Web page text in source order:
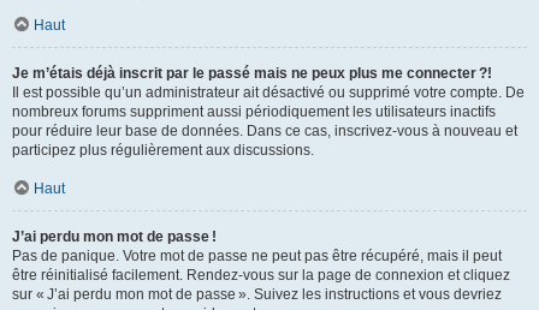
Haut
Je m’étais déjà inscrit par le passé mais ne peux plus me connecter ?!
Il est possible qu’un administrateur ait désactivé ou supprimé votre compte. De
nombreux forums suppriment aussi périodiquement les utilisateurs inactifs
pour réduire leur base de données. Dans ce cas, inscrivez-vous à nouveau et
participez plus régulièrement aux discussions.
Haut
J’ai perdu mon mot de passe !
Pas de panique. Votre mot de passe ne peut pas être récupéré, mais il peut
être réinitialisé facilement. Rendez-vous sur la page de connexion et cliquez
sur « J’ai perdu mon mot de passe ». Suivez les instructions et vous devriez